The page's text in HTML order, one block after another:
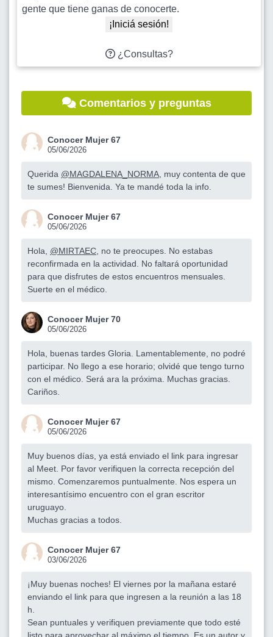
gente que tiene ganas de conocerte.
¡Iniciá sesión!
¿Consultas?
Comentarios y preguntas
Conocer Mujer 67
05/06/2026
Querida @MAGDALENA_NORMA , muy contenta de que
te sumes! Bienvenida. Ya te mandé toda la info.
Conocer Mujer 67
05/06/2026
Hola, @MIRTAEC , no te preocupes. No estabas
reconfirmada en la actividad. No faltará oportunidad
para que disfrutes de estos encuentros mensuales.
Suerte en el médico.
Conocer Mujer 70
05/06/2026
Hola, buenas tardes Gloria. Lamentablemente, no podré
participar. No llego a ese horario; olvidé que tengo turno
con el médico. Será ara la próxima. Muchas gracias.
Cariños.
Conocer Mujer 67
05/06/2026
Muy buenos días, ya está enviado el link para ingresar
al Meet. Por favor verifiquen la correcta recepción del
mismo. Comenzaremos puntualmente. Nos espera un
interesantísimo encuentro con el gran escritor
uruguayo.
Muchas gracias a todos.
Conocer Mujer 67
03/06/2026
¡Muy buenas noches! El viernes por la mañana estaré
enviando el link para que ingresen a la reunión a las 18
h.
Sean puntuales y verifiquen previamente que todo esté